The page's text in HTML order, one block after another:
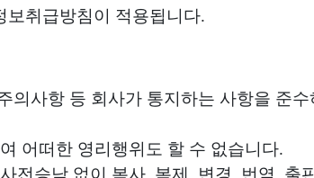
보취급방침이 적용됩니다.
의사항 등 회사가 통지하는 사항을 준
어떠한 영리행위도 할 수 없습니다.
전승낙 없이 복사, 복제, 변경, 번역, 출